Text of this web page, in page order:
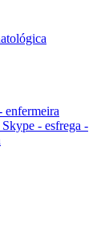
enfermeira
- esfrega -